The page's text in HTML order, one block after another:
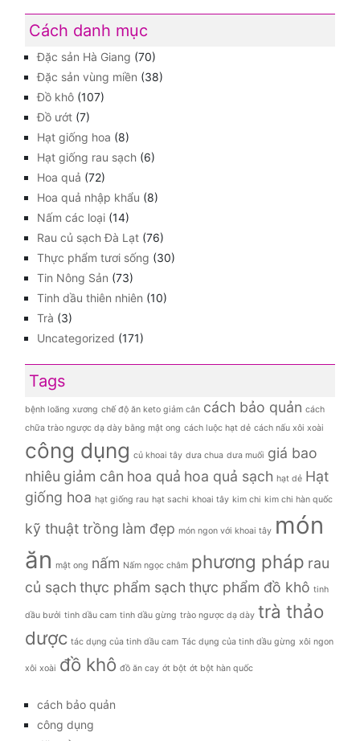
Cách danh mục
Đặc sản Hà Giang (70)
Đặc sản vùng miền (38)
Đồ khô (107)
Đồ ướt (7)
Hạt giống hoa (8)
Hạt giống rau sạch (6)
Hoa quả (72)
Hoa quả nhập khẩu (8)
Nấm các loại (14)
Rau củ sạch Đà Lạt (76)
Thực phẩm tươi sống (30)
Tin Nông Sản (73)
Tinh dầu thiên nhiên (10)
Trà (3)
Uncategorized (171)
Tags
bệnh loãng xương chế độ ăn keto giảm cân cách bảo quản cách
chữa trào ngược dạ dày bằng mật ong cách luộc hạt dẻ cách nấu xôi xoài
công dụng củ khoai tây dưa chua dưa muối giá bao
nhiêu giảm cân hoa quả hoa quả sạch hạt dẻ Hạt
giống hoa hạt giống rau hạt sachi khoai tây kim chi kim chi hàn quốc
kỹ thuật trồng làm đẹp món ngon với khoai tây món
ăn mật ong nấm Nấm ngọc châm phương pháp rau
củ sạch thực phẩm sạch thực phẩm đồ khô tinh
dầu bưởi tinh dầu cam tinh dầu gừng trào ngược dạ dày trà thảo
dược tác dụng của tinh dầu cam Tác dụng của tinh dầu gừng xôi ngon
xôi xoài đồ khô đồ ăn cay ớt bột ớt bột hàn quốc
cách bảo quản
công dụng